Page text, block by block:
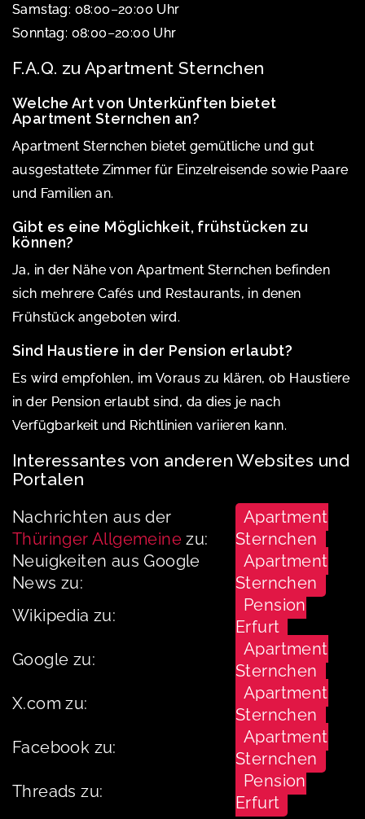
Samstag: 08:00–20:00 Uhr
Sonntag: 08:00–20:00 Uhr
F.A.Q. zu Apartment Sternchen
Welche Art von Unterkünften bietet
Apartment Sternchen an?
Apartment Sternchen bietet gemütliche und gut
ausgestattete Zimmer für Einzelreisende sowie Paare
und Familien an.
Gibt es eine Möglichkeit, frühstücken zu
können?
Ja, in der Nähe von Apartment Sternchen befinden
sich mehrere Cafés und Restaurants, in denen
Frühstück angeboten wird.
Sind Haustiere in der Pension erlaubt?
Es wird empfohlen, im Voraus zu klären, ob Haustiere
in der Pension erlaubt sind, da dies je nach
Verfügbarkeit und Richtlinien variieren kann.
Interessantes von anderen Websites und
Portalen
Nachrichten aus der
Thüringer Allgemeine zu:
Apartment
Sternchen
Neuigkeiten aus Google
News zu:
Apartment
Sternchen
Wikipedia zu:
Pension
Erfurt
Google zu:
Apartment
Sternchen
X.com zu:
Apartment
Sternchen
Facebook zu:
Apartment
Sternchen
Threads zu:
Pension
Erfurt